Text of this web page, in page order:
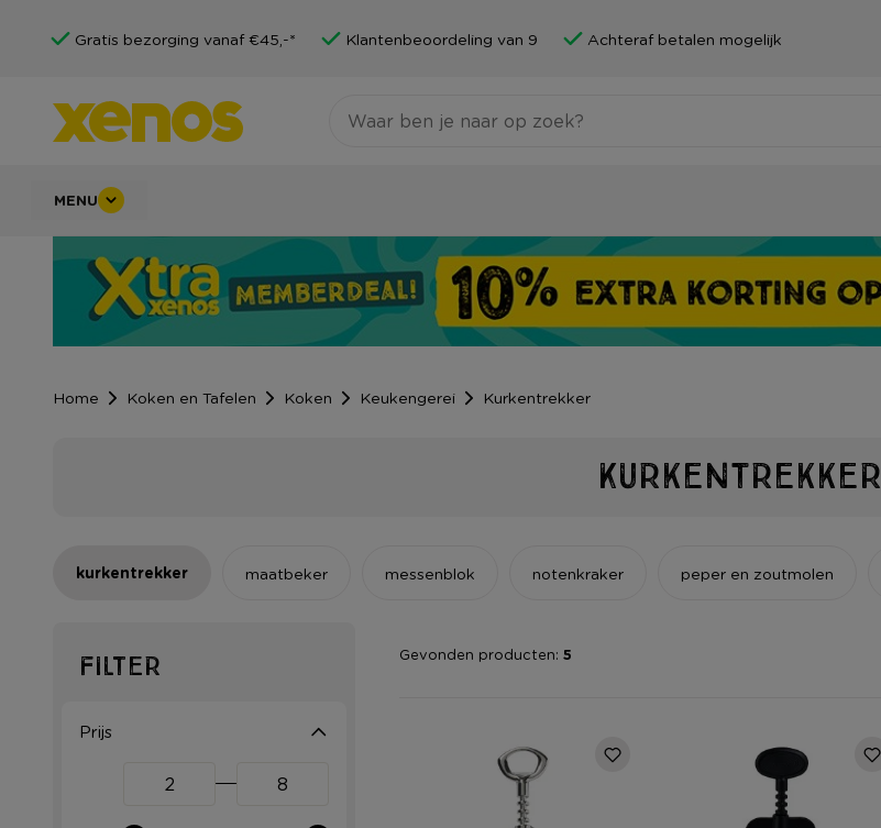
Gratis bezorging vanaf €45,-* Klantenbeoordeling van 9 Achteraf betalen mogelijk
MENU
Home Koken en Tafelen Koken Keukengerei Kurkentrekker
Kurkentrekker
kurkentrekker maatbeker messenblok notenkraker peper en zoutmolen
Filter
Prijs
Gevonden producten: 5